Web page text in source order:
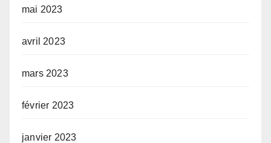
mai 2023
avril 2023
mars 2023
février 2023
janvier 2023